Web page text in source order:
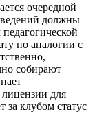
очередной
должны
по аналогии с
собирают
для
за клубом статус